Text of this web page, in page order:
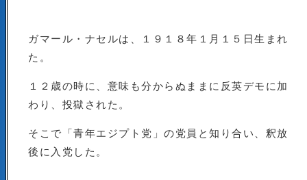
ガマール・ナセルは、１９１８年１月１５日生まれ
た。
１２歳の時に、意味も分からぬままに反英デモに加
わり、投獄された。
そこで「青年エジプト党」の党員と知り合い、釈放
後に入党した。